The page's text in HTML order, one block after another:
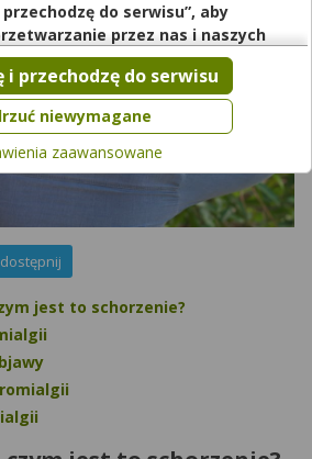
jest to schorzenie?
do serwisu”, aby
przez nas i naszych
w powyższych celach.
zgody jest dobrowolne, a wyrażoną
chwili cofnąć, możesz też wycofać
Twoich danych tylko w niektórych
się więcej lub chcesz
szczegółową, to możesz tego
zaawansowanych”.
serwisie znajdziesz w
niewymagane
i przechodzę do serwisu
zaawansowane